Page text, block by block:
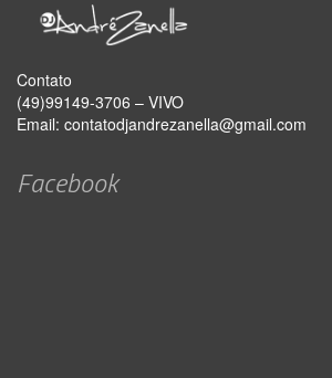
Contato
(49)99149-3706 – VIVO
Email: contatodjandrezanella@gmail.com
Facebook